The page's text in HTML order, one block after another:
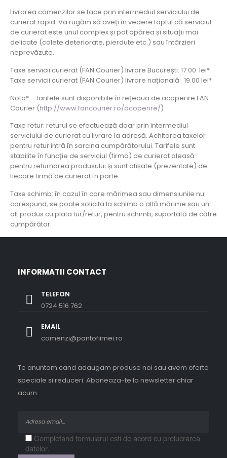
Livrarea comenzilor se face prin intermediul serviciului de
curierat rapid. Va rugăm să aveți în vedere faptul că serviciul
de curierat este unul complex și pot apărea și situații mai
delicate (colete deteriorate, pierdute etc.) sau întârzieri
neprevăzute.
Taxe servicii curierat (FAN Courier) livrare București: 17.00 lei*
Taxe servicii curierat (FAN Courier) livrare națională: 19.00 lei*
Nota* – tarifele sunt disponibile în rețeaua de acoperire FAN
Courier (http://www.fancourier.ro/acoperire/)
Taxe retur: returul se efectuează doar prin intermediul
serviciului de curierat cu livrare la adresă. Achitarea taxelor
pentru retur intră în sarcina cumpărătorului. Tarifele sunt
stabilite în funcție de serviciul (firma) de curierat aleasă
pentru returnarea produsului și sunt afișate (prezentate) de
fiecare firmă de curierat în parte.
Taxe schimb: în cazul în care mărimea sau dimensiunile nu
corespund, se poate solicita la schimb o altă mărime sau un
alt produs cu plata tur/retur, pentru schimb, suportată de către
cumpărător.
INFORMATII CONTACT
TELEFON
0724 516 762
EMAIL
comenzi@pantofiimei.ro
Te anuntam cand adaugam produse noi sau avem oferte
speciale si reduceri. Aboneaza-te la newsletter chiar
acum.
Completand formularul esti de acord cu prelucrarea
datelor.